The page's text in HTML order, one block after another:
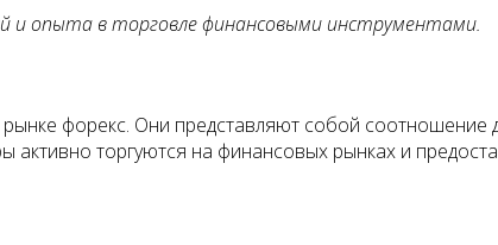
и опыта в торговле финансовыми инструментами.
форекс. Они представляют собой соотношение
активно торгуются на финансовых рынках и